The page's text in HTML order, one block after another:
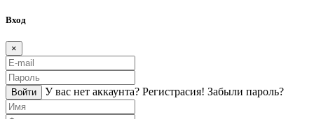
Вход
×
Войти У вас нет аккаунта? Регистраcия! Забыли пароль?